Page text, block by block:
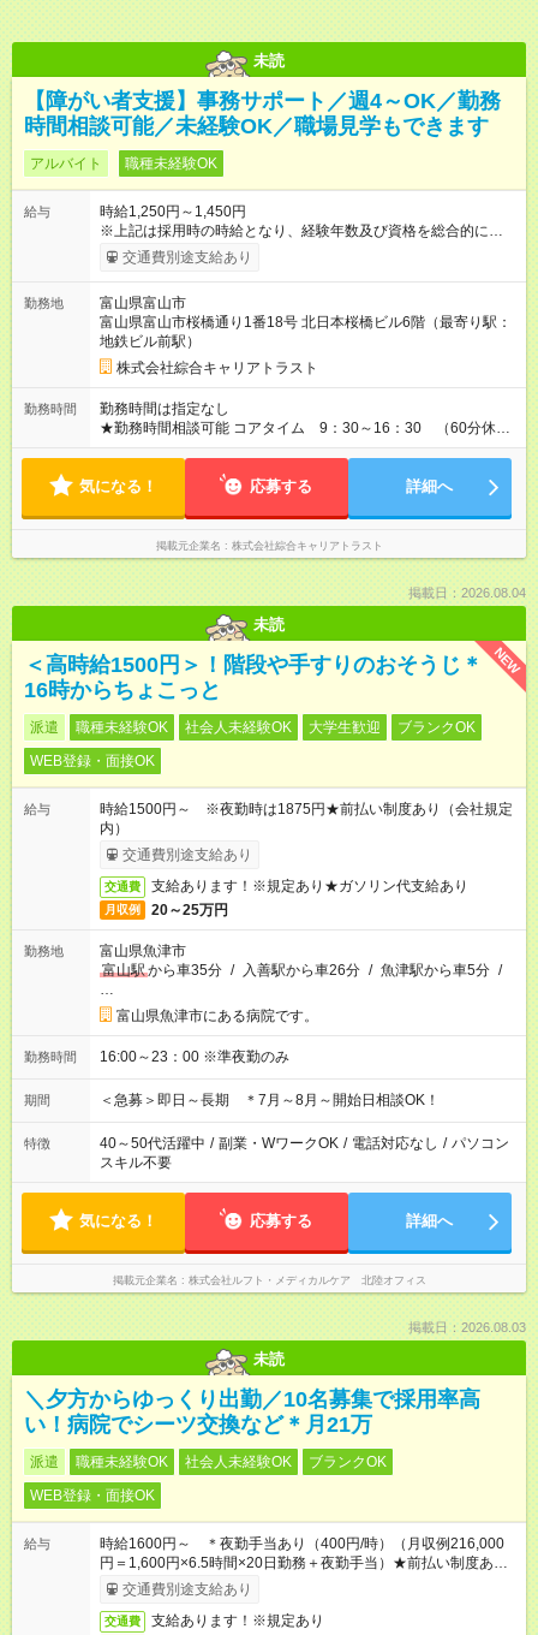
未読
【障がい者支援】事務サポート／週4～OK／勤務
時間相談可能／未経験OK／職場見学もできます
アルバイト 職種未経験OK
給与
時給1,250円～1,450円
※上記は採用時の時給となり、経験年数及び資格を総合的に考慮
して決定します 【試用期間】試用期間あり 試用期間の長さ：2
ヶ月 雇用形態、給与は本採用時と同じです。
交通費別途支給あり
勤務地
富山県富山市
富山県富山市桜橋通り1番18号 北日本桜橋ビル6階（最寄り駅：
地鉄ビル前駅）
株式会社綜合キャリアトラスト
勤務時間
勤務時間は指定なし
★勤務時間相談可能 コアタイム 9：30～16：30 （60分休
憩） 【シフト例】 9：00～16：30 9：30～17：00 など ★週3
気になる！ 応募する 詳細へ
掲載元企業名 株式会社綜合キャリアトラスト
掲載日：2026.08.04
未読
NEW
＜高時給1500円＞！階段や手すりのおそうじ＊
16時からちょこっと
派遣 職種未経験OK 社会人未経験OK 大学生歓迎
ブランクOK
WEB登録・面接OK
給与
時給1500円～ ※夜勤時は1875円★前払い制度あり（会社規定
内）
交通費別途支給あり
交通費 支給あります！※規定あり★ガソリン代支給あり
月収例 20～25万円
勤務地
富山県魚津市
富山駅から車35分 / 入善駅から車26分 / 魚津駅から車5分 /
…
富山県魚津市にある病院です。
勤務時間 16:00～23：00 ※準夜勤のみ
期間 ＜急募＞即日～長期 ＊7月～8月～開始日相談OK！
特徴 40～50代活躍中 / 副業・WワークOK / 電話対応なし / パソコン
スキル不要
気になる！ 応募する 詳細へ
掲載元企業名 株式会社ルフト・メディカルケア 北陸オフィス
掲載日：2026.08.03
未読
＼夕方からゆっくり出勤／10名募集で採用率高
い！病院でシーツ交換など＊月21万
派遣 職種未経験OK 社会人未経験OK
ブランクOK
WEB登録・面接OK
給与
時給1600円～ ＊夜勤手当あり（400円/時）（月収例216,000
円＝1,600円×6.5時間×20日勤務＋夜勤手当）★前払い制度あり
（会社規定内）
交通費別途支給あり
交通費 支給あります！※規定あり